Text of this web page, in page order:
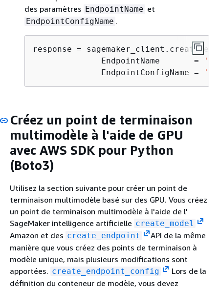
des paramètres EndpointName et
EndpointConfigName .
response =
              EndpointName       =
              EndpointConfigName =
Créez un point de terminaison
multimodèle à l'aide de GPU
avec AWS SDK pour Python
(Boto3)
Utilisez la section suivante pour créer un point de
terminaison multimodèle basé sur des GPU. Vous créez
un point de terminaison multimodèle à l'aide de l'
SageMaker intelligence artificielle create_model
Amazon et des create_endpoint
API de la même
manière que vous créez des points de terminaison à
modèle unique, mais plusieurs modifications sont
apportées. create_endpoint_config
Lors de la
définition du conteneur de modèle, vous devez